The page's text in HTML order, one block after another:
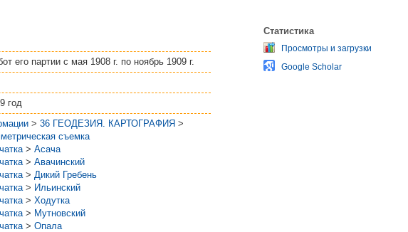
его партии с мая 1908 г. по ноябрь 1909 г.
год
> 36 ГЕОДЕЗИЯ. КАРТОГРАФИЯ >
съемка
> Асача
> Авачинский
> Дикий Гребень
> Ильинский
> Ходутка
> Мутновский
> Опала
Статистика
Просмотры и загрузки
Google Scholar